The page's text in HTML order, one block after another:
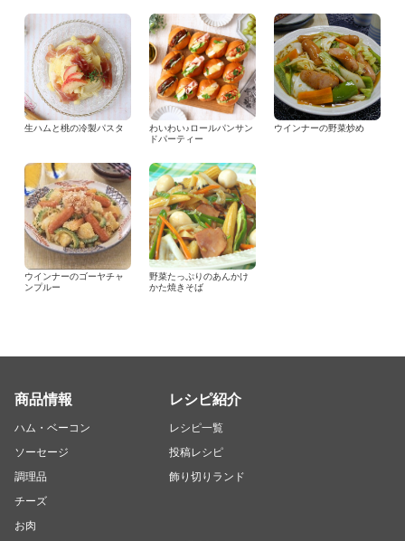
生ハムと桃の冷製パスタ
わいわい♪ロールパンサン
ドパーティー
ウインナーの野菜炒め
ウインナーのゴーヤチャ
ンプルー
野菜たっぷりのあんかけ
かた焼きそば
商品情報
ハム・ベーコン
ソーセージ
調理品
チーズ
お肉
レシピ紹介
レシピ一覧
投稿レシピ
飾り切りランド